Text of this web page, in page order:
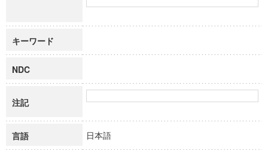
キーワード
NDC
注記
言語 日本語